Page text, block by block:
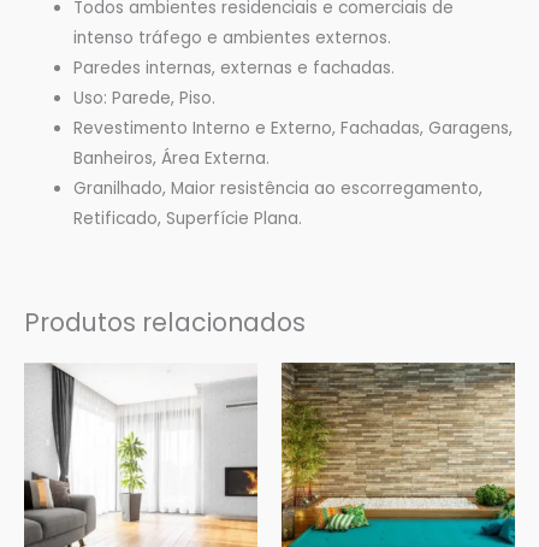
Todos ambientes residenciais e comerciais de
intenso tráfego e ambientes externos.
Paredes internas, externas e fachadas.
Uso: Parede, Piso.
Revestimento Interno e Externo, Fachadas, Garagens,
Banheiros, Área Externa.
Granilhado, Maior resistência ao escorregamento,
Retificado, Superfície Plana.
Produtos relacionados